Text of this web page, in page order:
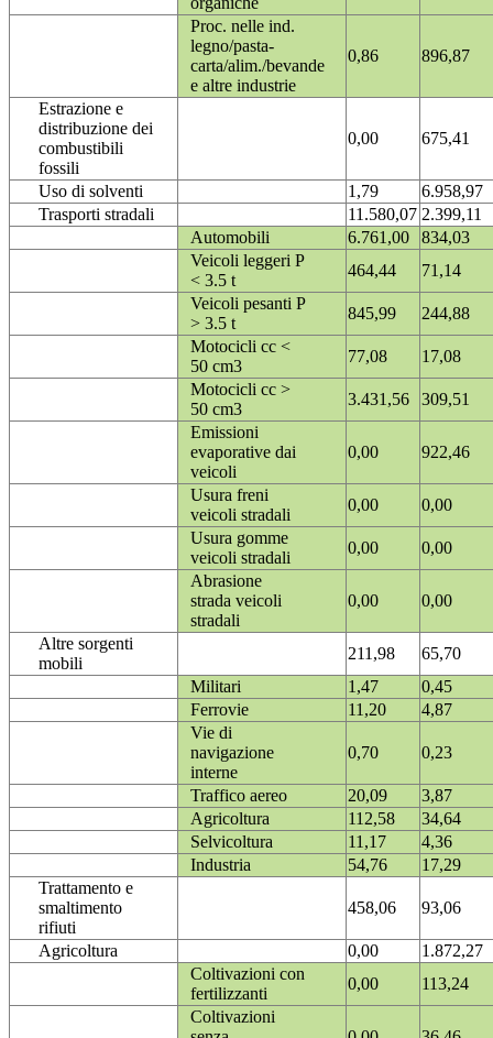
Proc. nelle ind.
legno/pasta-
carta/alim./bevande
e altre industrie
0,86 896,87
Estrazione e
distribuzione dei
combustibili
fossili
0,00 675,41
Uso di solventi 1,79
6.958,97
Trasporti stradali
11.580,07 2.399,11
Automobili
6.761,00
834,03
Veicoli leggeri P
< 3.5 t
464,44
71,14
Veicoli pesanti P
> 3.5 t
845,99
244,88
Motocicli cc <
50 cm3
77,08
17,08
Motocicli cc >
50 cm3
3.431,56
309,51
Emissioni
evaporative dai
veicoli
0,00 922,46
Usura freni
veicoli stradali
0,00
0,00
Usura gomme
veicoli stradali
0,00
0,00
Abrasione
strada veicoli
stradali
0,00 0,00
Altre sorgenti
mobili
211,98
65,70
Militari
1,47
0,45
Ferrovie
11,20
4,87
Vie di
navigazione
interne
0,70 0,23
Traffico aereo 20,09
3,87
Agricoltura
112,58
34,64
Selvicoltura
11,17
4,36
Industria
54,76
17,29
Trattamento e
smaltimento
rifiuti
458,06 93,06
Agricoltura 0,00
1.872,27
Coltivazioni con
fertilizzanti
0,00
113,24
Coltivazioni